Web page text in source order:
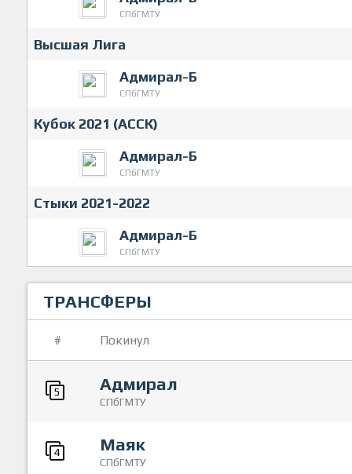
СПбГМТУ
Высшая Лига
Адмирал-Б
СПбГМТУ
Кубок 2021 (АССК)
Адмирал-Б
СПбГМТУ
Стыки 2021-2022
Адмирал-Б
СПбГМТУ
ТРАНСФЕРЫ
# Покинул
5 Адмирал
СПбГМТУ
4 Маяк
СПбГМТУ